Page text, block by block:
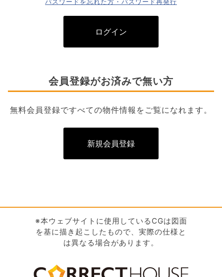
ログイン
会員登録がお済みで無い方
無料会員登録ですべての物件情報をご覧になれます。
新規会員登録
※本ウェブサイトに使用しているCGは図面
を基に描き起こしたもので、実際の仕様と
は異なる場合があります。